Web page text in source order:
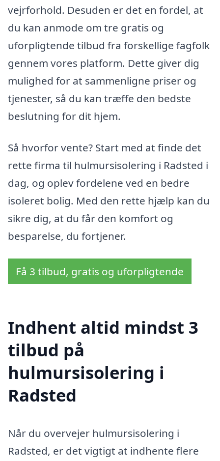
vejrforhold. Desuden er det en fordel, at
du kan anmode om tre gratis og
uforpligtende tilbud fra forskellige fagfolk
gennem vores platform. Dette giver dig
mulighed for at sammenligne priser og
tjenester, så du kan træffe den bedste
beslutning for dit hjem.
Så hvorfor vente? Start med at finde det
rette firma til hulmursisolering i Radsted i
dag, og oplev fordelene ved en bedre
isoleret bolig. Med den rette hjælp kan du
sikre dig, at du får den komfort og
besparelse, du fortjener.
Få 3 tilbud, gratis og uforpligtende
Indhent altid mindst 3
tilbud på
hulmursisolering i
Radsted
Når du overvejer hulmursisolering i
Radsted, er det vigtigt at indhente flere